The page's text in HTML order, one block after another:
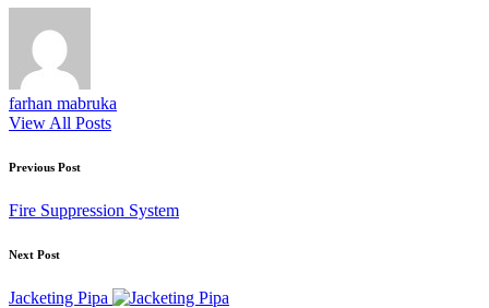
farhan mabruka
View All Posts
Post
navigation
Previous Post
Fire Suppression System
Next Post
Jacketing Pipa